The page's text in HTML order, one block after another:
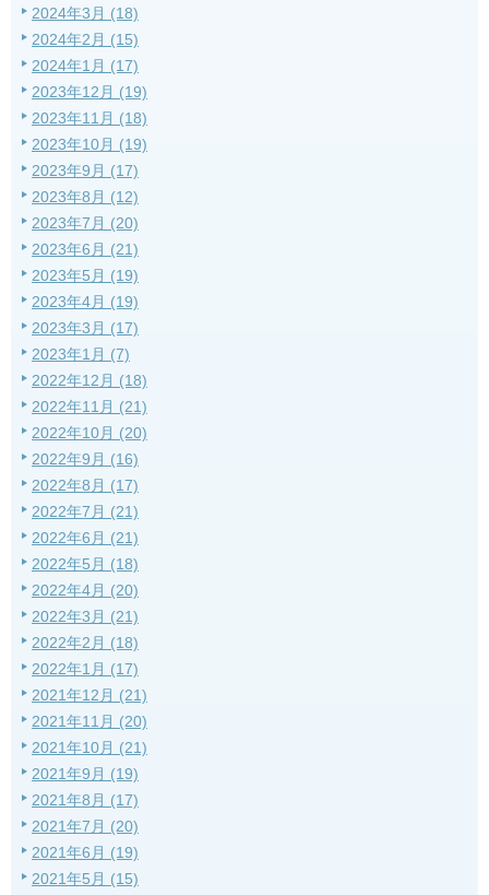
2024年3月 (18)
2024年2月 (15)
2024年1月 (17)
2023年12月 (19)
2023年11月 (18)
2023年10月 (19)
2023年9月 (17)
2023年8月 (12)
2023年7月 (20)
2023年6月 (21)
2023年5月 (19)
2023年4月 (19)
2023年3月 (17)
2023年1月 (7)
2022年12月 (18)
2022年11月 (21)
2022年10月 (20)
2022年9月 (16)
2022年8月 (17)
2022年7月 (21)
2022年6月 (21)
2022年5月 (18)
2022年4月 (20)
2022年3月 (21)
2022年2月 (18)
2022年1月 (17)
2021年12月 (21)
2021年11月 (20)
2021年10月 (21)
2021年9月 (19)
2021年8月 (17)
2021年7月 (20)
2021年6月 (19)
2021年5月 (15)